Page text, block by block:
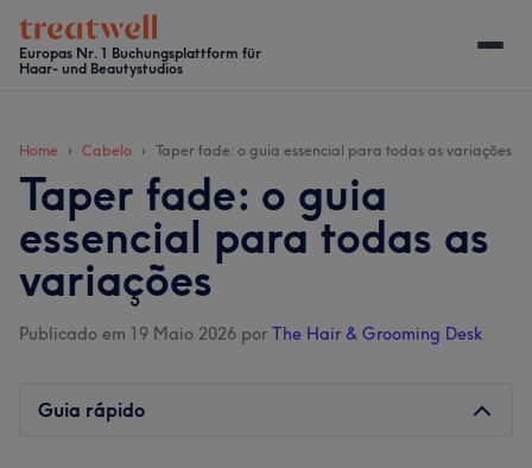
Skip
main
Skip
secondary
Skip
primary
Skip
footer
Europas Nr. 1 Buchungsplattform für
Haar- und Beautystudios
Home Cabelo Taper fade: o guia essencial para todas as variações
Taper fade: o guia
essencial para todas as
variações
Publicado em 19 Maio 2026 por The Hair & Grooming Desk
Guia rápido